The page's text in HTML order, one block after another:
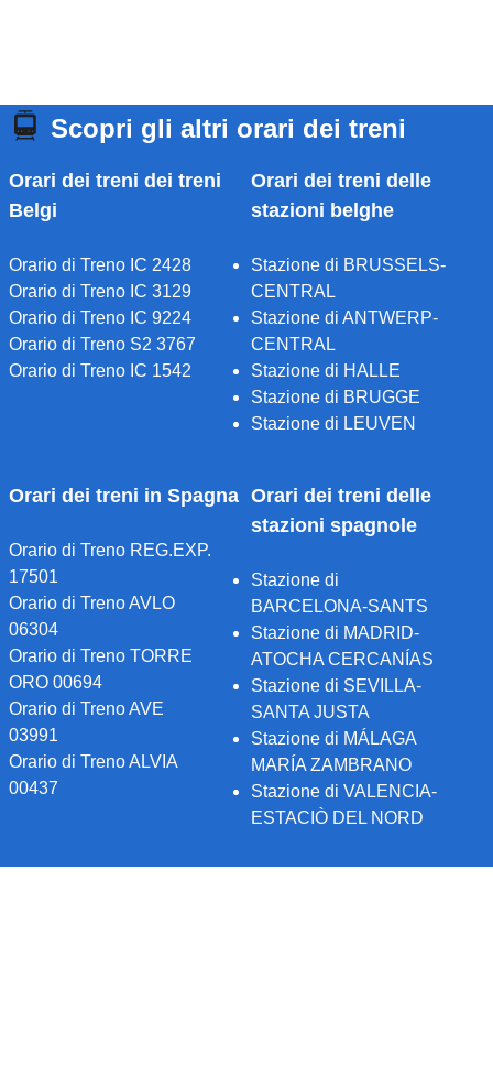
Scopri gli altri orari dei treni
Orari dei treni dei treni
Belgi
Orario di Treno IC 2428
Orario di Treno IC 3129
Orario di Treno IC 9224
Orario di Treno S2 3767
Orario di Treno IC 1542
Orari dei treni delle
stazioni belghe
Stazione di BRUSSELS-
CENTRAL
Stazione di ANTWERP-
CENTRAL
Stazione di HALLE
Stazione di BRUGGE
Stazione di LEUVEN
Orari dei treni in Spagna
Orario di Treno REG.EXP.
17501
Orario di Treno AVLO
06304
Orario di Treno TORRE
ORO 00694
Orario di Treno AVE
03991
Orario di Treno ALVIA
00437
Orari dei treni delle
stazioni spagnole
Stazione di
BARCELONA-SANTS
Stazione di MADRID-
ATOCHA CERCANÍAS
Stazione di SEVILLA-
SANTA JUSTA
Stazione di MÁLAGA
MARÍA ZAMBRANO
Stazione di VALENCIA-
ESTACIÒ DEL NORD